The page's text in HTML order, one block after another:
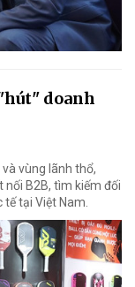
doanh
vùng lãnh thổ,
B2B, tìm kiếm đối
tại Việt Nam.